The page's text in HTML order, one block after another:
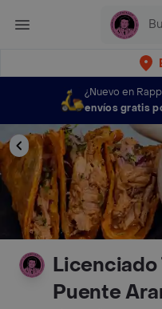
¿Nuevo en
envíos gratis
Licenciado
Puente